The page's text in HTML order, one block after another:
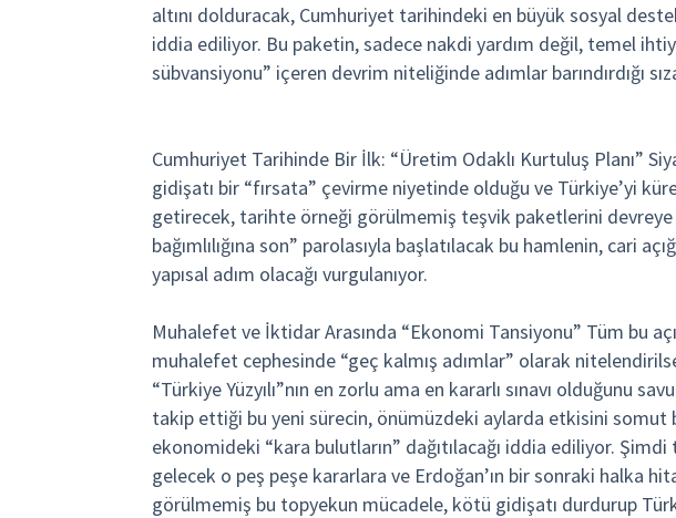
altını dolduracak, Cumhuriyet tarihindeki en büyük sosyal
iddia ediliyor. Bu paketin, sadece nakdi yardım değil, temel
sübvansiyonu” içeren devrim niteliğinde adımlar barındırdığı
Cumhuriyet Tarihinde Bir İlk: “Üretim Odaklı Kurtuluş Planı”
gidişatı bir “fırsata” çevirme niyetinde olduğu ve Türkiye’yi
getirecek, tarihte örneği görülmemiş teşvik paketlerini devreye
bağımlılığına son” parolasıyla başlatılacak bu hamlenin, cari
yapısal adım olacağı vurgulanıyor.
Muhalefet ve İktidar Arasında “Ekonomi Tansiyonu” Tüm bu
muhalefet cephesinde “geç kalmış adımlar” olarak
“Türkiye Yüzyılı”nın en zorlu ama en kararlı sınavı olduğunu
takip ettiği bu yeni sürecin, önümüzdeki aylarda etkisini somut
ekonomideki “kara bulutların” dağıtılacağı iddia ediliyor.
gelecek o peş peşe kararlara ve Erdoğan’ın bir sonraki halka
görülmemiş bu topyekun mücadele, kötü gidişatı durdurup